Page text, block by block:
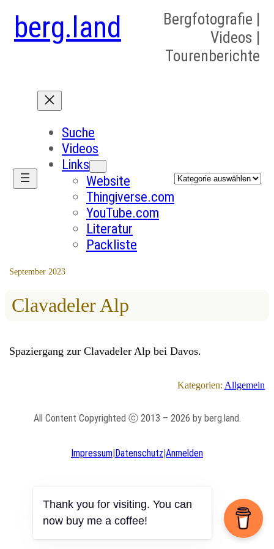
berg.land
Bergfotografie |
Videos |
Tourenberichte
Suche
Videos
Links
Website
Thingiverse.com
YouTube.com
Literatur
Packliste
Kategorien
September 2023
Clavadeler Alp
Spaziergang zur Clavadeler Alp bei Davos.
Kategorien: Allgemein
All Content Copyrighted ⓒ 2013 – 2026 by berg.land.
Impressum|Datenschutz|Anmelden
Thank you for visiting. You can
now buy me a coffee!